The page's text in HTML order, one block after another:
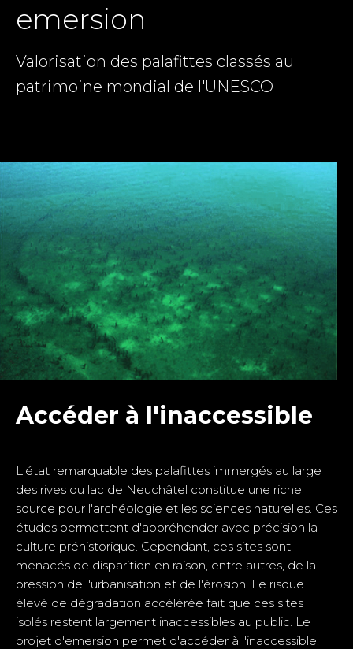
emersion
Valorisation des palafittes classés au
patrimoine mondial de l'UNESCO
Accéder à l'inaccessible
L'état remarquable des palafittes immergés au large
des rives du lac de Neuchâtel constitue une riche
source pour l'archéologie et les sciences naturelles. Ces
études permettent d'appréhender avec précision la
culture préhistorique. Cependant, ces sites sont
menacés de disparition en raison, entre autres, de la
pression de l'urbanisation et de l'érosion. Le risque
élevé de dégradation accélérée fait que ces sites
isolés restent largement inaccessibles au public. Le
projet d'emersion permet d'accéder à l'inaccessible.